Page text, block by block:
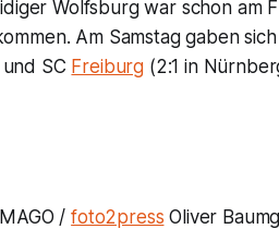
Wolfsburg war schon am
Am Samstag gaben
SC Freiburg (2:1 in
/foto2press Oliver